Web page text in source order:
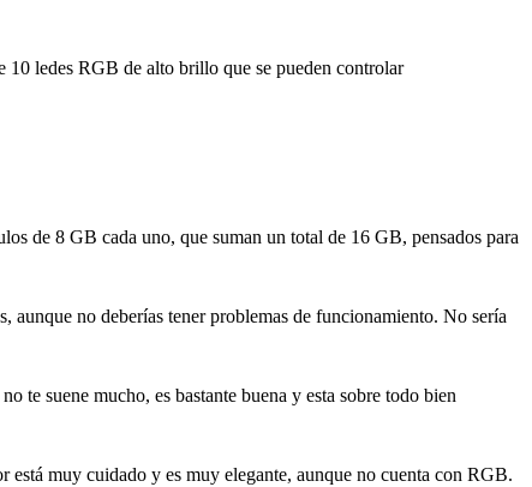
10 ledes RGB de alto brillo que se pueden controlar
de 8 GB cada uno, que suman un total de 16 GB, pensados para
aunque no deberías tener problemas de funcionamiento. No sería
te suene mucho, es bastante buena y esta sobre todo bien
está muy cuidado y es muy elegante, aunque no cuenta con RGB.